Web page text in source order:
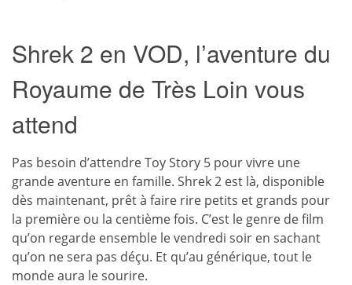
Shrek 2 en VOD, l’aventure du
Royaume de Très Loin vous
attend
Pas besoin d’attendre Toy Story 5 pour vivre une
grande aventure en famille. Shrek 2 est là, disponible
dès maintenant, prêt à faire rire petits et grands pour
la première ou la centième fois. C’est le genre de film
qu’on regarde ensemble le vendredi soir en sachant
qu’on ne sera pas déçu. Et qu’au générique, tout le
monde aura le sourire.